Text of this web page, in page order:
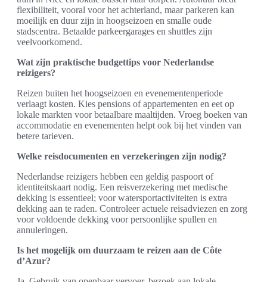
flexibiliteit, vooral voor het achterland, maar parkeren kan
moeilijk en duur zijn in hoogseizoen en smalle oude
stadscentra. Betaalde parkeergarages en shuttles zijn
veelvoorkomend.
Wat zijn praktische budgettips voor Nederlandse
reizigers?
Reizen buiten het hoogseizoen en evenementenperiode
verlaagt kosten. Kies pensions of appartementen en eet op
lokale markten voor betaalbare maaltijden. Vroeg boeken van
accommodatie en evenementen helpt ook bij het vinden van
betere tarieven.
Welke reisdocumenten en verzekeringen zijn nodig?
Nederlandse reizigers hebben een geldig paspoort of
identiteitskaart nodig. Een reisverzekering met medische
dekking is essentieel; voor watersportactiviteiten is extra
dekking aan te raden. Controleer actuele reisadviezen en zorg
voor voldoende dekking voor persoonlijke spullen en
annuleringen.
Is het mogelijk om duurzaam te reizen aan de Côte
d’Azur?